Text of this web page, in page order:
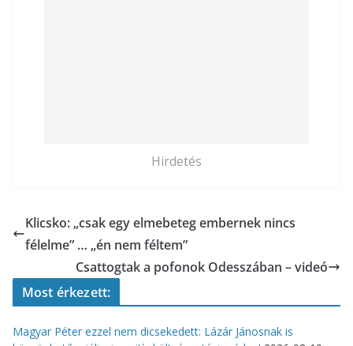
Hirdetés
Klicsko: „csak egy elmebeteg embernek nincs
félelme” … „én nem féltem”
Csattogtak a pofonok Odesszában – videó
Most érkezett:
Magyar Péter ezzel nem dicsekedett: Lázár Jánosnak is